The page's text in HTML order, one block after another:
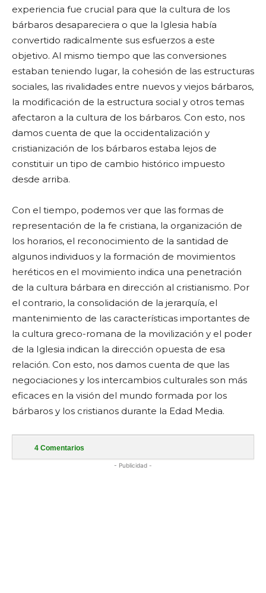
experiencia fue crucial para que la cultura de los
bárbaros desapareciera o que la Iglesia había
convertido radicalmente sus esfuerzos a este
objetivo. Al mismo tiempo que las conversiones
estaban teniendo lugar, la cohesión de las estructuras
sociales, las rivalidades entre nuevos y viejos bárbaros,
la modificación de la estructura social y otros temas
afectaron a la cultura de los bárbaros. Con esto, nos
damos cuenta de que la occidentalización y
cristianización de los bárbaros estaba lejos de
constituir un tipo de cambio histórico impuesto
desde arriba.
Con el tiempo, podemos ver que las formas de
representación de la fe cristiana, la organización de
los horarios, el reconocimiento de la santidad de
algunos individuos y la formación de movimientos
heréticos en el movimiento indica una penetración
de la cultura bárbara en dirección al cristianismo. Por
el contrario, la consolidación de la jerarquía, el
mantenimiento de las características importantes de
la cultura greco-romana de la movilización y el poder
de la Iglesia indican la dirección opuesta de esa
relación. Con esto, nos damos cuenta de que las
negociaciones y los intercambios culturales son más
eficaces en la visión del mundo formada por los
bárbaros y los cristianos durante la Edad Media.
4 Comentarios
- Publicidad -